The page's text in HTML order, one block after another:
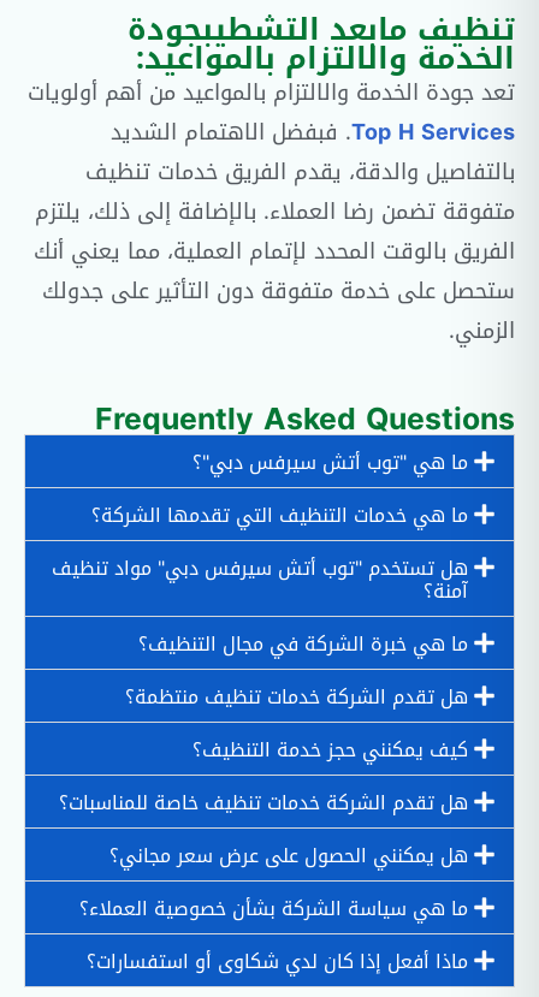
تنظيف مابعد التشطيبجودة
الخدمة والالتزام بالمواعيد:
تعد جودة الخدمة والالتزام بالمواعيد من أهم أولويات
Top H Services. فبفضل الاهتمام الشديد
بالتفاصيل والدقة، يقدم الفريق خدمات تنظيف
متفوقة تضمن رضا العملاء. بالإضافة إلى ذلك، يلتزم
الفريق بالوقت المحدد لإتمام العملية، مما يعني أنك
ستحصل على خدمة متفوقة دون التأثير على جدولك
الزمني.
Frequently Asked Questions
ما هي "توب أتش سيرفس دبي"؟
ما هي خدمات التنظيف التي تقدمها الشركة؟
هل تستخدم "توب أتش سيرفس دبي" مواد تنظيف
آمنة؟
ما هي خبرة الشركة في مجال التنظيف؟
هل تقدم الشركة خدمات تنظيف منتظمة؟
كيف يمكنني حجز خدمة التنظيف؟
هل تقدم الشركة خدمات تنظيف خاصة للمناسبات؟
هل يمكنني الحصول على عرض سعر مجاني؟
ما هي سياسة الشركة بشأن خصوصية العملاء؟
ماذا أفعل إذا كان لدي شكاوى أو استفسارات؟